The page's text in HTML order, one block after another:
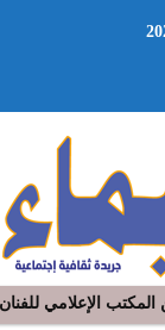
الإعلامي
الدولي: رؤوف